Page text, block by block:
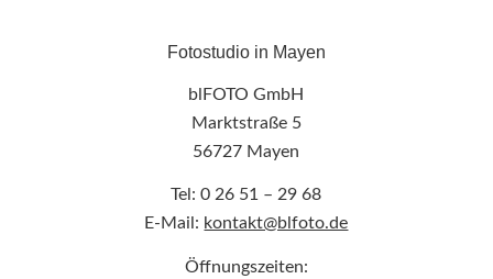
Fotostudio in Mayen
blFOTO GmbH
Marktstraße 5
56727 Mayen
Tel: 0 26 51 – 29 68
E-Mail: kontakt@blfoto.de
Öffnungszeiten: